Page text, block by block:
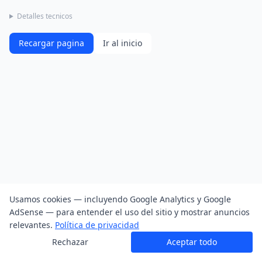
Detalles tecnicos
Recargar pagina Ir al inicio
Usamos cookies — incluyendo Google Analytics y Google
AdSense — para entender el uso del sitio y mostrar anuncios
relevantes. Política de privacidad
Rechazar
Aceptar todo